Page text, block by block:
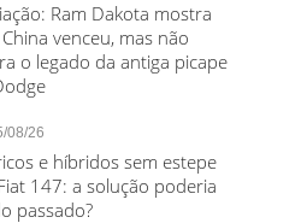
Ram Dakota mostra
venceu, mas não
o legado da antiga picape
08/26
e híbridos sem estepe
147: a solução poderia
passado?